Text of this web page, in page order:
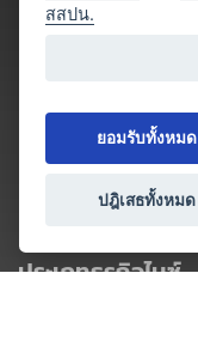
ประเภทธุรกิจไมซ์
สสปน.
ยอมรับทั้งหมด
ปฎิเสธทั้งหมด